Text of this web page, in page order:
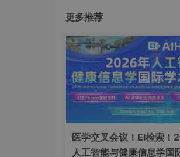
确定 先验 ;2）只能保证部
出一种具有优化隐藏节点
点的分布沿所需状态轨迹
佳值。该方法大大减少了
一、增强型PID控制的
增量式PID的核心原理
与传统位置式
现控制，显著降
更多推荐
医学交叉会议！EI检索！
人工智能与健康信息学国